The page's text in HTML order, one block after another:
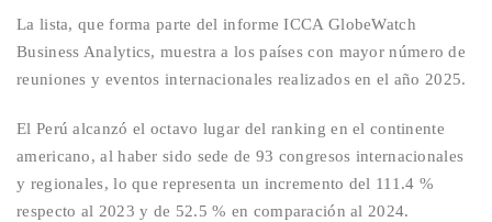
La lista, que forma parte del informe ICCA GlobeWatch
Business Analytics, muestra a los países con mayor número de
reuniones y eventos internacionales realizados en el año 2025.
El Perú alcanzó el octavo lugar del ranking en el continente
americano, al haber sido sede de 93 congresos internacionales
y regionales, lo que representa un incremento del 111.4 %
respecto al 2023 y de 52.5 % en comparación al 2024.